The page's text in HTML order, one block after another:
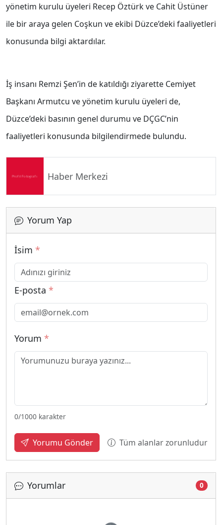
yönetim kurulu üyeleri Recep Öztürk ve Cahit Üstüner
ile bir araya gelen Coşkun ve ekibi Düzce’deki faaliyetleri
konusunda bilgi aktardılar.
İş insanı Remzi Şen’in de katıldığı ziyarette Cemiyet
Başkanı Armutcu ve yönetim kurulu üyeleri de,
Düzce’deki basının genel durumu ve DÇGC’nin
faaliyetleri konusunda bilgilendirmede bulundu.
Haber Merkezi
Yorum Yap
İsim *
E-posta *
Yorum *
0/1000 karakter
Yorumu Gönder Tüm alanlar zorunludur
Yorumlar 0
Yükleniyor...